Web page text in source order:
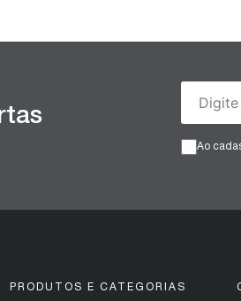
Ao
PRODUTOS E CATEGORIAS